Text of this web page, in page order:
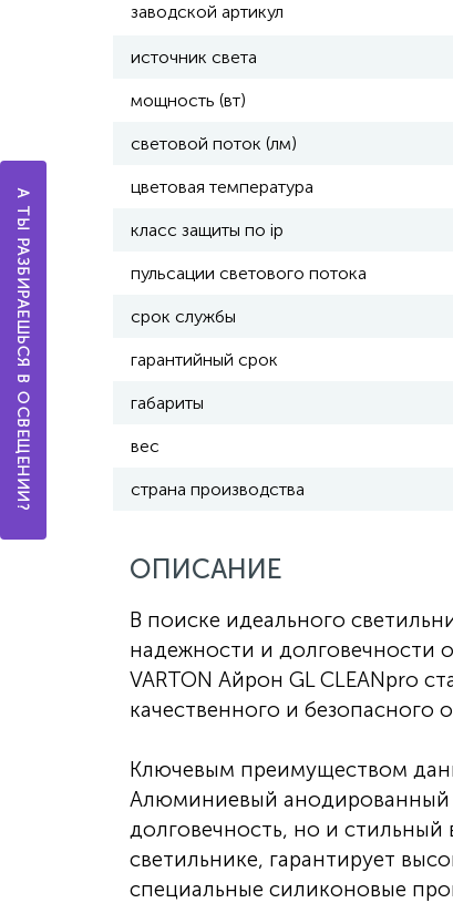
заводской артикул
источник света
мощность (вт)
световой поток (лм)
цветовая температура
класс защиты по ip
пульсации светового потока
срок службы
гарантийный срок
габариты
вес
страна производства
ОПИСАНИЕ
В поиске идеального
надежности и долговечности
VARTON Айрон GL CLEANpro
качественного и безопасного
Ключевым преимуществом
Алюминиевый анодированный
долговечность, но и
светильнике, гарантирует
специальные силиконовые
А ТЫ РАЗБИРАЕШЬСЯ В ОСВЕЩЕНИИ?